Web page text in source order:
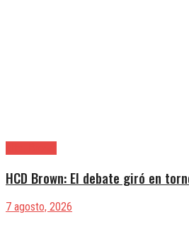
HCD Brown: El debate giró en
7 agosto, 2026